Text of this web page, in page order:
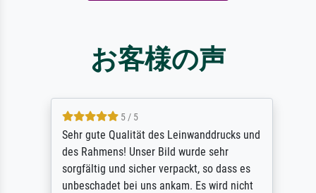
お客様の声
5 / 5
Sehr gute Qualität des Leinwanddrucks und
des Rahmens! Unser Bild wurde sehr
sorgfältig und sicher verpackt, so dass es
unbeschadet bei uns ankam. Es wird nicht